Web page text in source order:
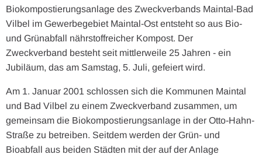
Biokompostierungsanlage des Zweckverbands Maintal-Bad
Vilbel im Gewerbegebiet Maintal-Ost entsteht so aus Bio-
und Grünabfall nährstoffreicher Kompost. Der
Zweckverband besteht seit mittlerweile 25 Jahren - ein
Jubiläum, das am Samstag, 5. Juli, gefeiert wird.
Am 1. Januar 2001 schlossen sich die Kommunen Maintal
und Bad Vilbel zu einem Zweckverband zusammen, um
gemeinsam die Biokompostierungsanlage in der Otto-Hahn-
Straße zu betreiben. Seitdem werden der Grün- und
Bioabfall aus beiden Städten mit der auf der Anlage